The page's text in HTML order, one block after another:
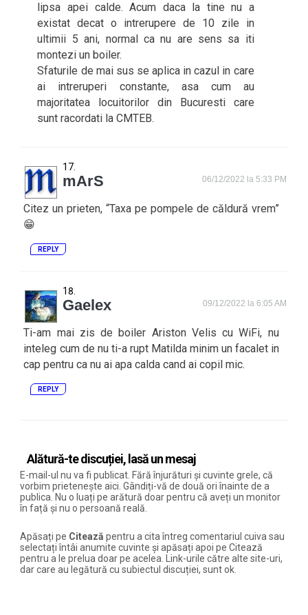
lipsa apei calde. Acum daca la tine nu a
existat decat o intrerupere de 10 zile in
ultimii 5 ani, normal ca nu are sens sa iti
montezi un boiler.
Sfaturile de mai sus se aplica in cazul in care
ai intreruperi constante, asa cum au
majoritatea locuitorilor din Bucuresti care
sunt racordati la CMTEB.
mArS 06/12/2022 la 5:33 PM
Citez un prieten, “Taxa pe pompele de căldură vrem”
😁
REPLY
Gaelex 09/12/2022 la 6:05 AM
Ti-am mai zis de boiler Ariston Velis cu WiFi, nu
inteleg cum de nu ti-a rupt Matilda minim un facalet in
cap pentru ca nu ai apa calda cand ai copil mic.
REPLY
Alătură-te discuției, lasă un mesaj
E-mail-ul nu va fi publicat. Fără înjurături și cuvinte grele, că
vorbim prietenește aici. Gândiți-vă de două ori înainte de a
publica. Nu o luați pe arătură doar pentru că aveți un monitor
în față și nu o persoană reală.
Apăsați pe Citează pentru a cita întreg comentariul cuiva sau
selectați întâi anumite cuvinte și apăsați apoi pe Citează
pentru a le prelua doar pe acelea. Link-urile către alte site-uri,
dar care au legătură cu subiectul discuției, sunt ok.